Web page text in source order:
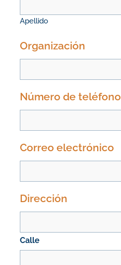
Apellido
Organización
Número de teléfono
Correo electrónico
Dirección
Calle